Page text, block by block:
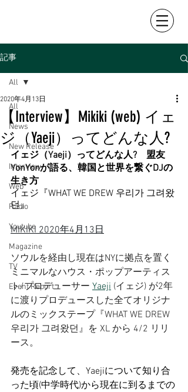
記事
All
News
New Release
Interview
Web
Radio
Youtube
Magazine
TV
Event Report
All
【Interview】Mikiki (web) イェ
ジ（Yaeji）ってどんな人?
2020年4月13日
イェジ（Yaeji）ってどんな人?　盟友
YonYonが語る、韓国と世界を繋ぐDJの
生き方
イェジ『WHAT WE DREW 우리가 그려왔
던』
MIKIKI 2020年4月13日
ソウルを経由し現在はNYに拠点を置く
ミニマルなハウス・ポップアーティス
ト/プロデューサー Yaeji (イェジ) が2年
に渡りプロデュースした全てオリジナ
ルのミックステープ『WHAT WE DREW
우리가 그려왔던』を XL から 4/2 リリ
ース。
発売を記念して、Yaejiについて知り合
った頃(中学時代)から現在に到るまでの